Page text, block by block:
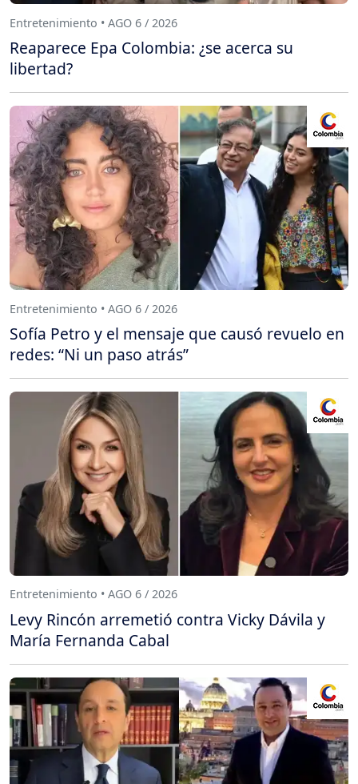
Entretenimiento • AGO 6 / 2026
Reaparece Epa Colombia: ¿se acerca su
libertad?
Entretenimiento • AGO 6 / 2026
Sofía Petro y el mensaje que causó revuelo en
redes: “Ni un paso atrás”
Entretenimiento • AGO 6 / 2026
Levy Rincón arremetió contra Vicky Dávila y
María Fernanda Cabal